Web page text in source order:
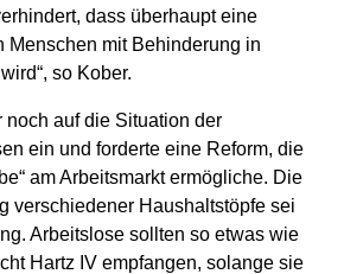
dass überhaupt eine
Menschen mit Behinderung in
so Kober.
noch auf die Situation der
ein und forderte eine Reform, die
am Arbeitsmarkt ermögliche. Die
verschiedener Haushaltstöpfe sei
Arbeitslose sollten so etwas wie
Hartz IV empfangen, solange sie